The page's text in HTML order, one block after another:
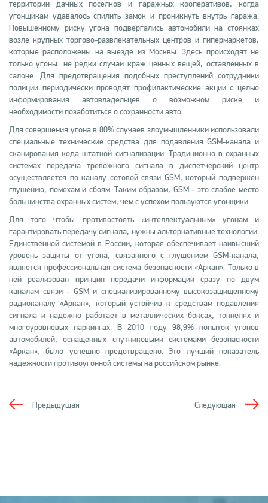
территории дачных поселков и гаражных кооперативов, когда
угонщикам удавалось спилить замок и проникнуть внутрь гаража.
Повышенному риску угона подвергались автомобили на стоянках
возле крупных торгово-развлекательных центров и гипермаркетов,
которые расположены на выезде из Москвы. Здесь происходят не
только угоны: не редки случаи краж ценных вещей, оставленных в
салоне. Для предотвращения подобных преступлений сотрудники
полиции периодически проводят профилактические акции с целью
информирования автовладельцев о возможном риске и
необходимости позаботиться о сохранности авто.
Для совершения угона в 80% случаев злоумышленники использовали
специальные технические средства для подавления GSM-канала и
сканирования кода штатной сигнализации. Традиционно в охранных
системах передача тревожного сигнала в диспетчерский центр
осуществляется по каналу сотовой связи GSM, который подвержен
глушению, помехам и сбоям. Таким образом, GSM - это слабое место
большинства охранных систем, чем с успехом пользуются угонщики.
Для того чтобы противостоять «интеллектуальным» угонам и
гарантировать передачу сигнала, нужны альтернативные технологии.
Единственной системой в России, которая обеспечивает наивысший
уровень защиты от угона, связанного с глушением GSM-канала,
является профессиональная система безопасности «Аркан». Только в
ней реализован принцип передачи информации сразу по двум
каналам связи - GSM и специализированному высокозащищенному
радиоканалу «Аркан», который устойчив к средствам подавления
сигнала и надежно работает в металлических боксах, тоннелях и
многоуровневых паркингах. В 2010 году 98,9% попыток угонов
автомобилей, оснащенных спутниковыми системами безопасности
«Аркан», было успешно предотвращено. Это лучший показатель
надежности противоугонной системы на российском рынке.
Следующая
Предыдущая